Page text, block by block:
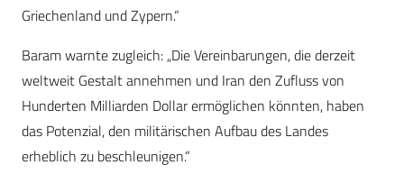
Griechenland und Zypern.“
Baram warnte zugleich: „Die Vereinbarungen, die derzeit
weltweit Gestalt annehmen und Iran den Zufluss von
Hunderten Milliarden Dollar ermöglichen könnten, haben
das Potenzial, den militärischen Aufbau des Landes
erheblich zu beschleunigen.“